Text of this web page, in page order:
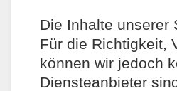
Die Inhalte unserer
Für die Richtigkeit,
können wir jedoch
Diensteanbieter